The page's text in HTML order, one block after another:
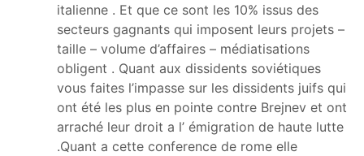
italienne . Et que ce sont les 10% issus des
secteurs gagnants qui imposent leurs projets –
taille – volume d’affaires – médiatisations
obligent . Quant aux dissidents soviétiques
vous faites l’impasse sur les dissidents juifs qui
ont été les plus en pointe contre Brejnev et ont
arraché leur droit a l’ émigration de haute lutte
.Quant a cette conference de rome elle